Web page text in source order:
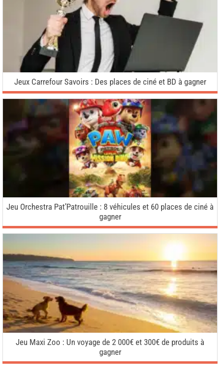
Jeux Carrefour Savoirs : Des places de ciné et BD à gagner
Jeu Orchestra Pat’Patrouille : 8 véhicules et 60 places de ciné à
gagner
Jeu Maxi Zoo : Un voyage de 2 000€ et 300€ de produits à
gagner